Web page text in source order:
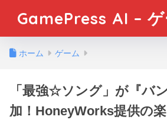
GamePress AI –
ホーム ゲーム
「最強☆ソング」が『バ
加！HoneyWorks提供の